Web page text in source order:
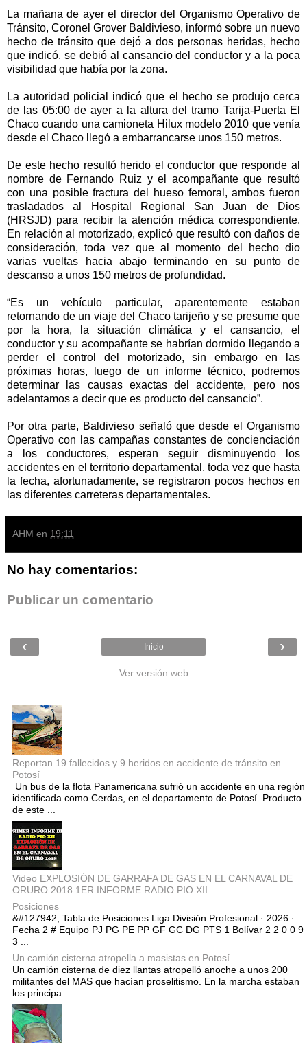
La mañana de ayer el director del Organismo Operativo de
Tránsito, Coronel Grover Baldivieso, informó sobre un nuevo
hecho de tránsito que dejó a dos personas heridas, hecho
que indicó, se debió al cansancio del conductor y a la poca
visibilidad que había por la zona.
La autoridad policial indicó que el hecho se produjo cerca
de las 05:00 de ayer a la altura del tramo Tarija-Puerta El
Chaco cuando una camioneta Hilux modelo 2010 que venía
desde el Chaco llegó a embarrancarse unos 150 metros.
De este hecho resultó herido el conductor que responde al
nombre de Fernando Ruiz y el acompañante que resultó
con una posible fractura del hueso femoral, ambos fueron
trasladados al Hospital Regional San Juan de Dios
(HRSJD) para recibir la atención médica correspondiente.
En relación al motorizado, explicó que resultó con daños de
consideración, toda vez que al momento del hecho dio
varias vueltas hacia abajo terminando en su punto de
descanso a unos 150 metros de profundidad.
“Es un vehículo particular, aparentemente estaban
retornando de un viaje del Chaco tarijeño y se presume que
por la hora, la situación climática y el cansancio, el
conductor y su acompañante se habrían dormido llegando a
perder el control del motorizado, sin embargo en las
próximas horas, luego de un informe técnico, podremos
determinar las causas exactas del accidente, pero nos
adelantamos a decir que es producto del cansancio”.
Por otra parte, Baldivieso señaló que desde el Organismo
Operativo con las campañas constantes de concienciación
a los conductores, esperan seguir disminuyendo los
accidentes en el territorio departamental, toda vez que hasta
la fecha, afortunadamente, se registraron pocos hechos en
las diferentes carreteras departamentales.
AHM en 19:11
No hay comentarios:
Publicar un comentario
‹ ›
Inicio
Ver versión web
Reportan 19 fallecidos y 9 heridos en accidente de tránsito en
Potosí
Un bus de la flota Panamericana sufrió un accidente en una región
identificada como Cerdas, en el departamento de Potosí. Producto
de este ...
Video EXPLOSIÓN DE GARRAFA DE GAS EN EL CARNAVAL DE
ORURO 2018 1ER INFORME RADIO PIO XII
Posiciones
&#127942; Tabla de Posiciones Liga División Profesional · 2026 ·
Fecha 2 # Equipo PJ PG PE PP GF GC DG PTS 1 Bolívar 2 2 0 0 9
3 ...
Un camión cisterna atropella a masistas en Potosí
Un camión cisterna de diez llantas atropelló anoche a unos 200
militantes del MAS que hacían proselitismo. En la marcha estaban
los principa...